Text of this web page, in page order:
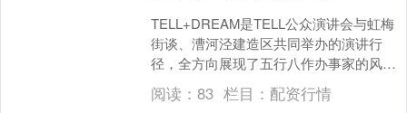
TELL+DREAM是TELL公众演讲会与虹梅
街谈、漕河泾建造区共同举办的演讲行
径，全方向展现了五行八作办事家的风
姿。在不久前举办的第十届TELL+DREAM
行....
阅读：83 栏目： 配资行情